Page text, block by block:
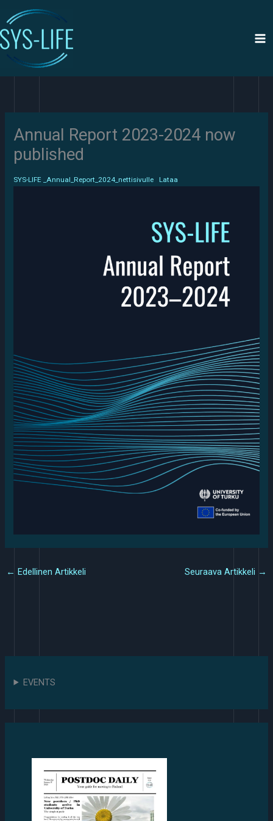
sisältöön
Annual Report 2023-2024 now
published
SYS-LIFE _Annual_Report_2024_nettisivulle Lataa
← Edellinen Artikkeli Seuraava Artikkeli →
EVENTS